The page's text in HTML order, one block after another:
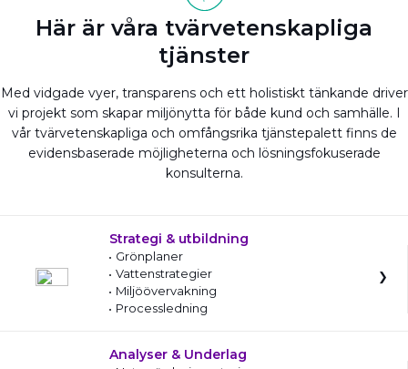
Här är våra tvärvetenskapliga
tjänster
Med vidgade vyer, transparens och ett holistiskt tänkande driver
vi projekt som skapar miljönytta för både kund och samhälle. I
vår tvärvetenskapliga och omfångsrika tjänstepalett finns de
evidensbaserade möjligheterna och lösningsfokuserade
konsulterna.
Strategi & utbildning
Grönplaner
Vattenstrategier
Miljöövervakning
Processledning
Analyser & Underlag